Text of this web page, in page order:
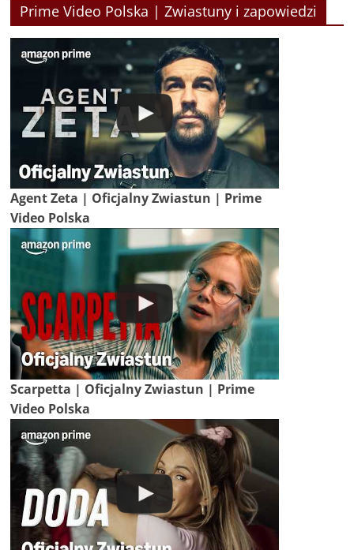
Prime Video Polska | Zwiastuny i zapowiedzi
Agent Zeta | Oficjalny Zwiastun | Prime
Video Polska
Scarpetta | Oficjalny Zwiastun | Prime
Video Polska